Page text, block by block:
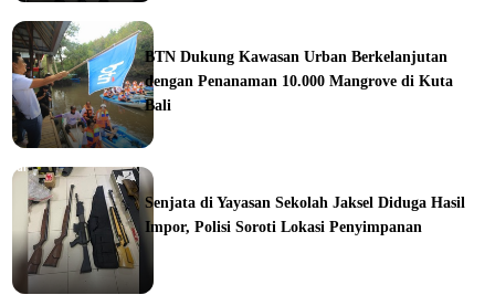
BTN Dukung Kawasan Urban Berkelanjutan
dengan Penanaman 10.000 Mangrove di Kuta
Bali
Senjata di Yayasan Sekolah Jaksel Diduga Hasil
Impor, Polisi Soroti Lokasi Penyimpanan